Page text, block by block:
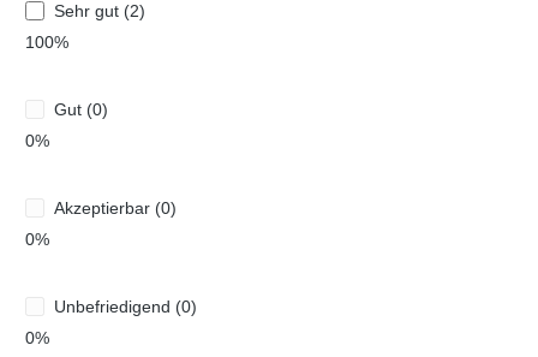
Sehr gut (2)
100%
Gut (0)
0%
Akzeptierbar (0)
0%
Unbefriedigend (0)
0%